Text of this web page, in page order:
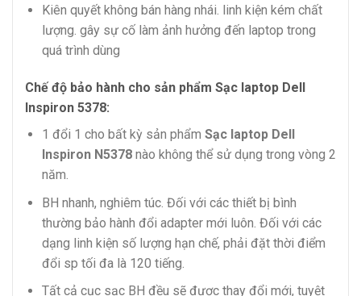
Kiên quyết không bán hàng nhái. linh kiện kém chất
lượng. gây sự cố làm ảnh hưởng đến laptop trong
quá trình dùng
Chế độ bảo hành cho sản phẩm Sạc laptop Dell
Inspiron 5378:
1 đổi 1 cho bất kỳ sản phẩm Sạc laptop Dell
Inspiron N5378nào không thể sử dụng trong vòng 2
năm.
BH nhanh, nghiêm túc. Đối với các thiết bị bình
thường bảo hành đổi adapter mới luôn. Đối với các
dạng linh kiện số lượng hạn chế, phải đặt thời điểm
đổi sp tối đa là 120 tiếng.
Tất cả cục sạc BH đều sẽ được thay đổi mới, tuyệt